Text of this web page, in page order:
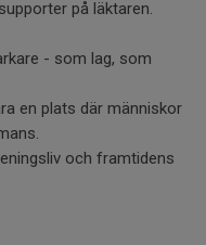
på läktaren.
- som lag, som
en plats där människor
och framtidens